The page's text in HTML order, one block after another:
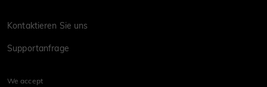
Kontaktieren Sie uns
Supportanfrage
We accept